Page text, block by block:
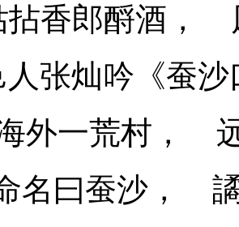
拈香郎酹酒，
张灿吟 《蚕
外一荒村，
名曰蚕沙，